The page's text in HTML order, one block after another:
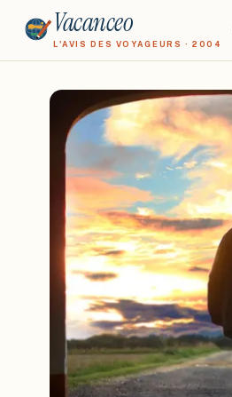
Vacanceo
L'AVIS DES VOYAGEURS · 2004